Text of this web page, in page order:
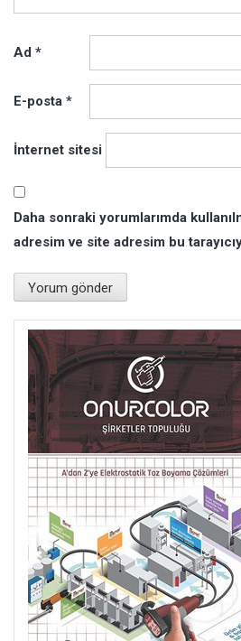
Ad *
E-posta *
İnternet sitesi
Daha sonraki yorumlarımda
adresim ve site adresim bu